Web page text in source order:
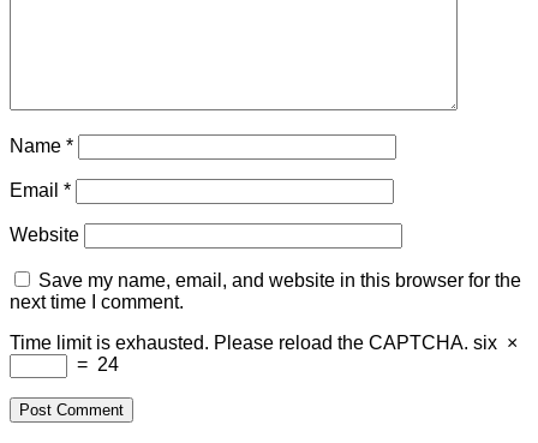
Name *
Email *
Website
Save my name, email, and website in this browser for the
next time I comment.
Time limit is exhausted. Please reload the CAPTCHA. six ×
= 24